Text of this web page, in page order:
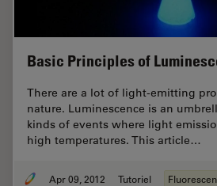
Basic Principles of
There are a lot of light-emitting
nature. Luminescence is an
kinds of events where light
high temperatures. This article…
Apr 09, 2012 Tutoriel